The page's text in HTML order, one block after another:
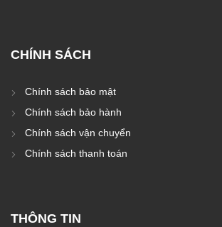
CHÍNH SÁCH
Chính sách bảo mật
Chính sách bảo hành
Chính sách vận chuyển
Chính sách thanh toán
THÔNG TIN